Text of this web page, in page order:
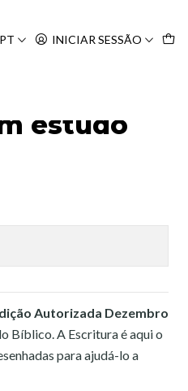
PT INICIAR SESSÃO
estudo
Autorizada Dezembro
Bíblico. A Escritura é aqui o
para ajudá-lo a